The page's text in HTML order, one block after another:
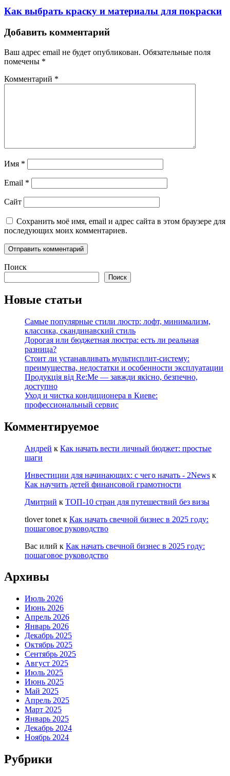
Как выбрать краску и материалы для покраски
Добавить комментарий
Ваш адрес email не будет опубликован. Обязательные поля
помечены *
Комментарий *
Имя *
Email *
Сайт
Сохранить моё имя, email и адрес сайта в этом браузере для
последующих моих комментариев.
Поиск
Поиск
Новые статьи
Самые популярные стили люстр: лофт, минимализм,
классика, скандинавский стиль
Дорогая или бюджетная люстра: есть ли реальная
разница?
Стоит ли устанавливать мультисплит-систему:
преимущества, недостатки и особенности эксплуатации
Продукція від Re:Me — завжди якісно, безпечно,
доступно
Уход и чистка кондиционера в Киеве:
профессиональный сервис
Комментируемое
Андрей к Как начать вести личный бюджет: простые
шаги
Инвестиции для начинающих: с чего начать - 2News к
Как научить детей финансовой грамотности
Дмитрий к ТОП-10 стран для путешествий без визы
tlover tonet к Как начать свечной бизнес в 2025 году:
пошаговое руководство
Вас илий к Как начать свечной бизнес в 2025 году:
пошаговое руководство
Архивы
Июль 2026
Июнь 2026
Апрель 2026
Январь 2026
Декабрь 2025
Октябрь 2025
Сентябрь 2025
Август 2025
Июль 2025
Июнь 2025
Май 2025
Апрель 2025
Март 2025
Январь 2025
Декабрь 2024
Ноябрь 2024
Рубрики